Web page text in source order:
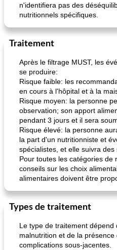
n'identifiera pas des
nutritionnels spécifiques.
Traitement
Après le filtrage MUST, les
se produire:
Risque faible: les
en cours à l'hôpital et à la
Risque moyen: la personne
observation; son apport
pendant 3 jours et il sera
Risque élevé: la personne
la part d'un nutritionniste et
spécialistes, et elle suivra des
Pour toutes les catégories de
conseils sur les choix
alimentaires doivent être
Types de traitement
Le type de traitement dépend
malnutrition et de la
complications sous-jacentes.